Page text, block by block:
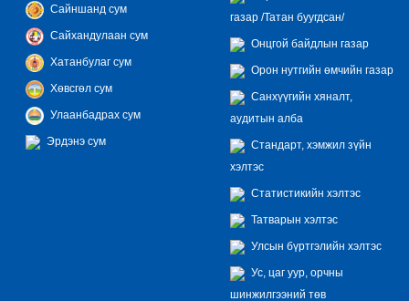
Сайншанд сум
Сайхандулаан сум
Хатанбулаг сум
Хөвсгөл сум
Улаанбадрах сум
Эрдэнэ сум
газар /Татан буугдсан/
Онцгой байдлын газар
Орон нутгийн өмчийн газар
Санхүүгийн хяналт,
аудитын алба
Стандарт, хэмжил зүйн
хэлтэс
Статистикийн хэлтэс
Татварын хэлтэс
Улсын бүртгэлийн хэлтэс
Ус, цаг уур, орчны
шинжилгээний төв